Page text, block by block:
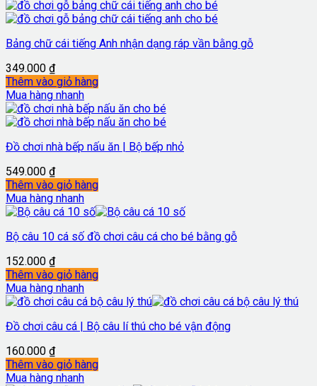
Bảng chữ cái tiếng Anh nhận dạng ráp vần bằng gỗ
349.000 ₫
Thêm vào giỏ hàng
Mua hàng nhanh
Đồ chơi nhà bếp nấu ăn | Bộ bếp nhỏ
549.000 ₫
Thêm vào giỏ hàng
Mua hàng nhanh
Bộ câu 10 cá số đồ chơi câu cá cho bé bằng gỗ
152.000 ₫
Thêm vào giỏ hàng
Mua hàng nhanh
Đồ chơi câu cá | Bộ câu lí thú cho bé vận động
160.000 ₫
Thêm vào giỏ hàng
Mua hàng nhanh